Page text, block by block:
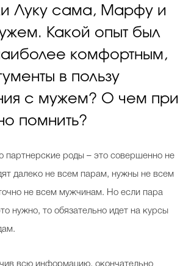
Луку сама, Марфу и
Какой опыт был
комфортным,
в пользу
с мужем? О чем при
помнить?
партнерские роды – это совершенно не
далеко не всем парам, нужны не всем
не всем мужчинам. Но если пара
нужно, то обязательно идет на курсы